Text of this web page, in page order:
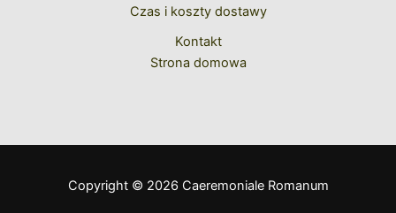
Czas i koszty dostawy
Kontakt
Strona domowa
Copyright © 2026 Caeremoniale Romanum